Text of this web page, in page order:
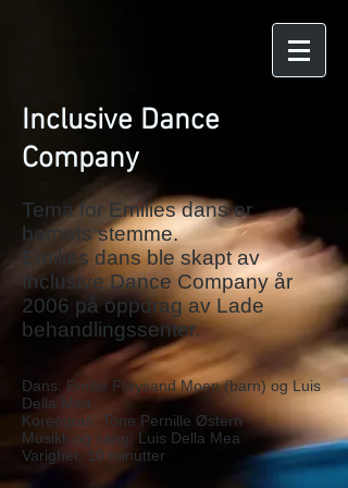
Inclusive Dance
Company
Tema for Emilies dans er
barnets stemme.
Emilies dans ble skapt av
Inclusive Dance Company år
2006 på oppdrag av Lade
behandlingssenter.
Dans: Emilie Fløysand Moen (barn) og Luis
Della Mea
Koreografi: Tone Pernille Østern
Musikk og sang: Luis Della Mea
Varighet: 10 minutter